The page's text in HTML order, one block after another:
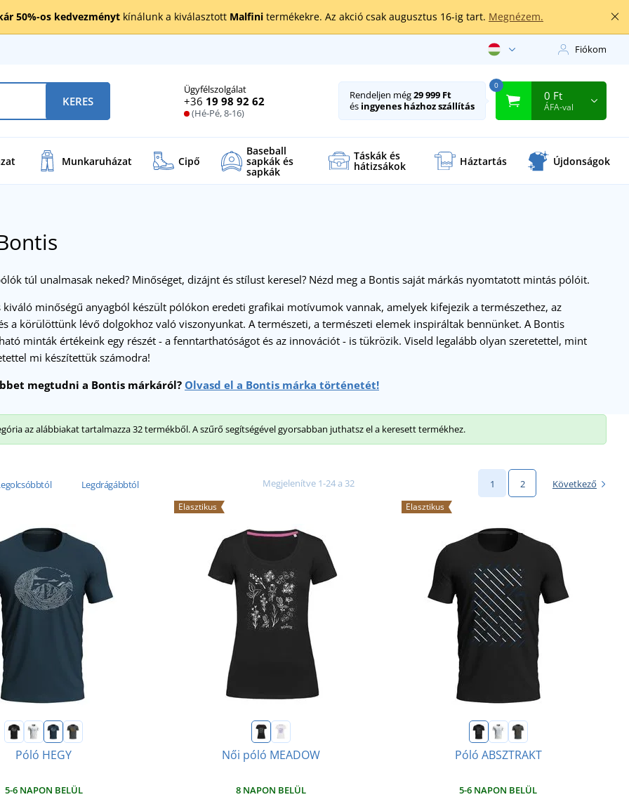
50%-os kedvezményt kínálunk a kiválasztott Malfini termékekre. Az akció csak augusztus 16-ig tart. Megnézem.
Fiókom
Ügyfélszolgálat
+36 19 98 92 62
(Hé-Pé, 8-16)
KERES Rendeljen még29 999 Ft
és ingyenes házhoz szállítás
0
0 Ft
ÁFA-val
Munkaruházat Cipő
Baseball
sapkák és
sapkák
Táskák és
hátizsákok Háztartás Újdonságok
túl unalmasak neked? Minőséget, dizájnt és stílust keresel? Nézd meg a Bontis saját márkás nyomtatott mintás pólóit.
kiváló minőségű anyagból készült pólókon eredeti grafikai motívumok vannak, amelyek kifejezik a természethez, az
a körülöttünk lévő dolgokhoz való viszonyunkat. A természeti, a természeti elemek inspiráltak bennünket. A Bontis
minták értékeink egy részét - a fenntarthatóságot és az innovációt - is tükrözik. Viseld legalább olyan szeretettel, mint
mi készítettük számodra!
megtudni a Bontis márkáról? Olvasd el a Bontis márka történetét!
az alábbiakat tartalmazza 32 termékből. A szűrő segítségével gyorsabban juthatsz el a keresett termékhez.
Legdrágábbtól Megjelenítve 1-24 a 32 1 2 Következő
Póló HEGY
5-6 NAPON BELÜL
Elasztikus
Női póló MEADOW
8 NAPON BELÜL
Elasztikus
Póló ABSZTRAKT
5-6 NAPON BELÜL